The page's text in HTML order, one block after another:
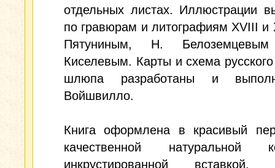
отдельных листах. Иллюстрации
по гравюрам и литографиям XVIII и
Пятуниным, Н.
Киселевым. Карты и схема русского
шлюпа разработаны и
Войшвилло.
Книга оформлена в красивый
качественной
инкрустированной вставкой.